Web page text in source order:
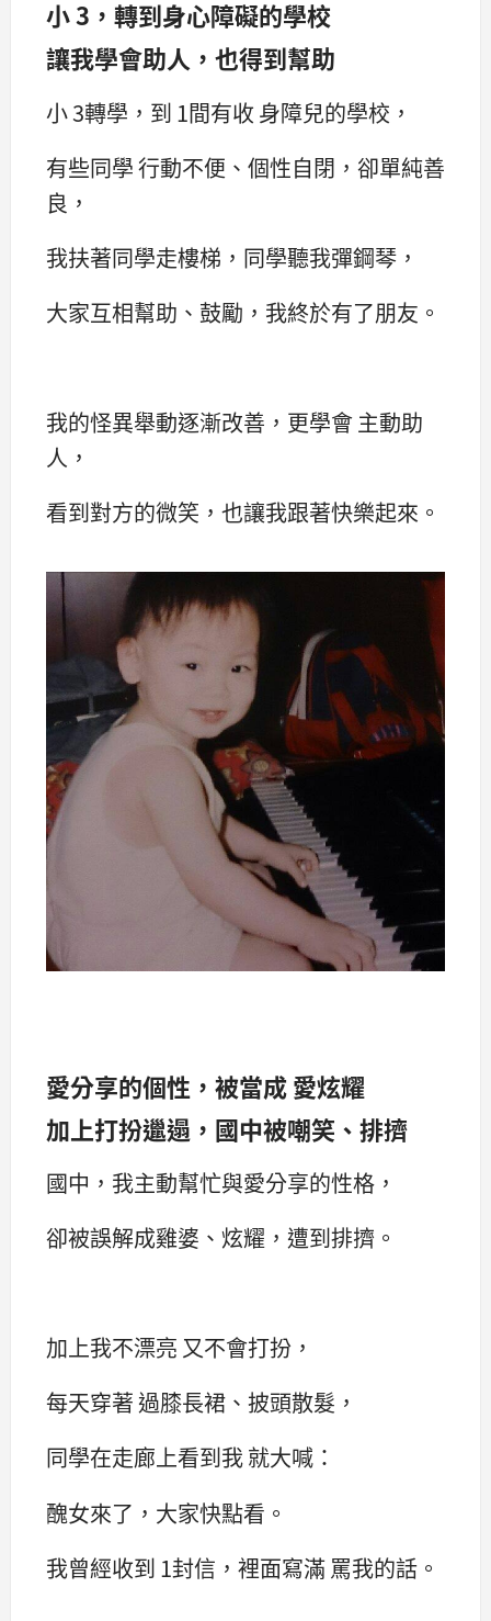
小 3，轉到身心障礙的學校
讓我學會助人，也得到幫助
小 3轉學，到 1間有收 身障兒的學校，
有些同學 行動不便、個性自閉，卻單純善
良，
我扶著同學走樓梯，同學聽我彈鋼琴，
大家互相幫助、鼓勵，我終於有了朋友。
我的怪異舉動逐漸改善，更學會 主動助
人，
看到對方的微笑，也讓我跟著快樂起來。
愛分享的個性，被當成 愛炫耀
加上打扮邋遢，國中被嘲笑、排擠
國中，我主動幫忙與愛分享的性格，
卻被誤解成雞婆、炫耀，遭到排擠。
加上我不漂亮 又不會打扮，
每天穿著 過膝長裙、披頭散髮，
同學在走廊上看到我 就大喊：
醜女來了，大家快點看。
我曾經收到 1封信，裡面寫滿 罵我的話。